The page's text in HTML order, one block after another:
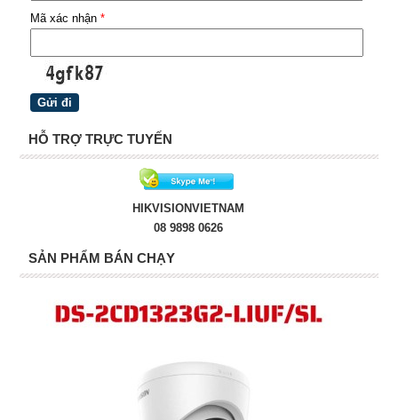
Mã xác nhận *
HỖ TRỢ TRỰC TUYẾN
HIKVISIONVIETNAM
08 9898 0626
SẢN PHẨM BÁN CHẠY